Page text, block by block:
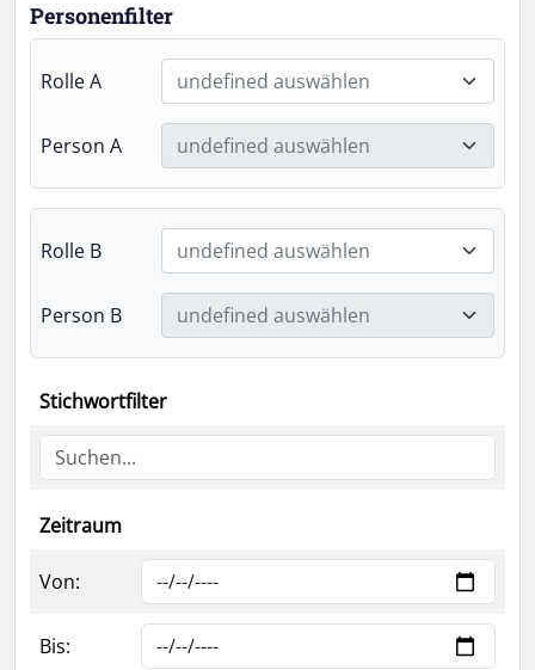
Personenfilter
Rolle A undefined auswählen
Person A undefined auswählen
Rolle B undefined auswählen
Person B undefined auswählen
Stichwortfilter
Zeitraum
Von:
Bis: